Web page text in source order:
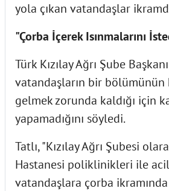
yola çıkan vatandaşlar
"Çorba İçerek Isınmalarını
Türk Kızılay Ağrı Şube
vatandaşların bir bölümünün
gelmek zorunda kaldığı için
yapamadığını söyledi.
Tatlı, "Kızılay Ağrı Şubesi
Hastanesi poliklinikleri ile
vatandaşlara çorba